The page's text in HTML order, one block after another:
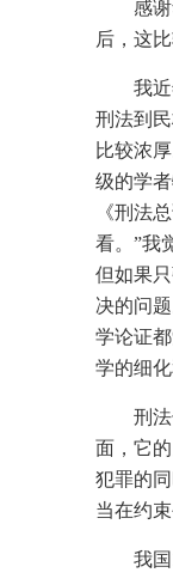
感
后，这
我
刑法到
比较浓
级的学
《刑法
看。”我
但如果
决的问
学论证
学的细
刑
面，它
犯罪的
当在约
我